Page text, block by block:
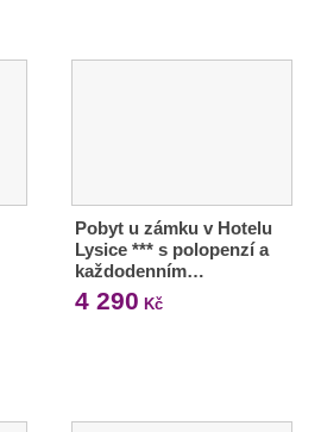
Pobyt u zámku v Hotelu
Lysice *** s polopenzí a
každodenním…
4 290 Kč